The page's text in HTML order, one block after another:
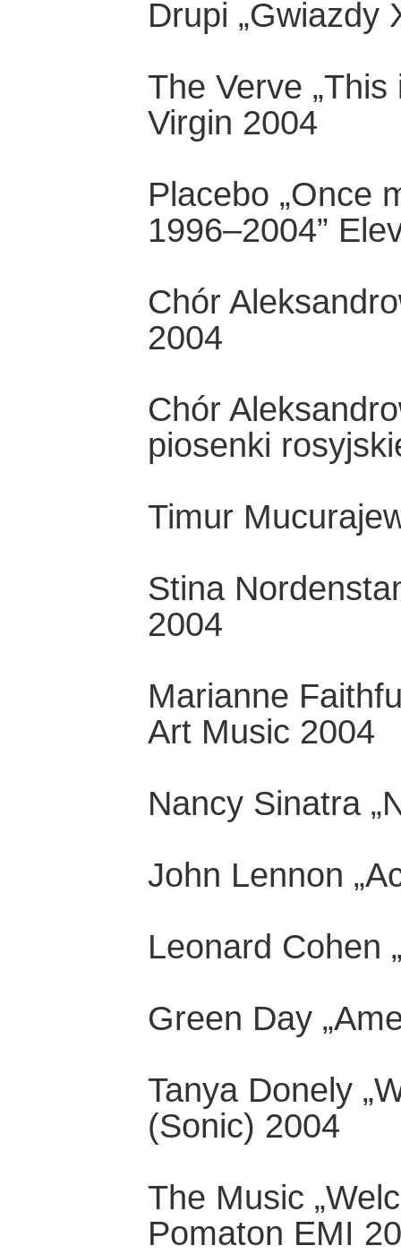
Drupi „Gwiazdy
The Verve
Virgin 2004
Placebo „Once
1996–2004”
Chór
2004
Chór
piosenki
Timur
Stina
2004
Marianne
Art Music 2004
Nancy Sinatra
John Lennon
Leonard Cohen
Green Day
Tanya Donely
(Sonic) 2004
The Music
Pomaton EMI